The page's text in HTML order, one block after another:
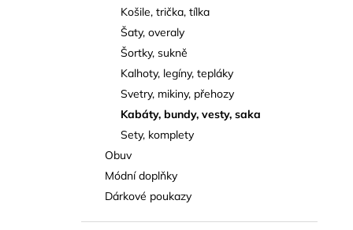
Košile, trička, tílka
Šaty, overaly
Šortky, sukně
Kalhoty, legíny, tepláky
Svetry, mikiny, přehozy
Kabáty, bundy, vesty, saka
Sety, komplety
Obuv
Módní doplňky
Dárkové poukazy
ELEGANTNÍ, PRÉMIUM ŠORTKY S
PÁSKEM PARA
990 kč